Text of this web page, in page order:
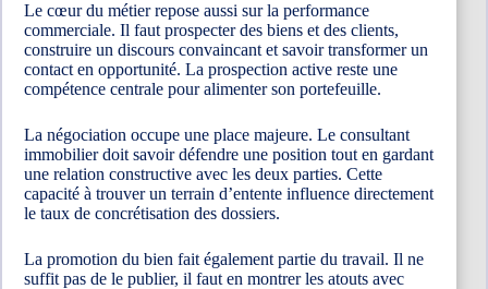
Le cœur du métier repose aussi sur la performance
commerciale. Il faut prospecter des biens et des clients,
construire un discours convaincant et savoir transformer un
contact en opportunité. La prospection active reste une
compétence centrale pour alimenter son portefeuille.
La négociation occupe une place majeure. Le consultant
immobilier doit savoir défendre une position tout en gardant
une relation constructive avec les deux parties. Cette
capacité à trouver un terrain d’entente influence directement
le taux de concrétisation des dossiers.
La promotion du bien fait également partie du travail. Il ne
suffit pas de le publier, il faut en montrer les atouts avec